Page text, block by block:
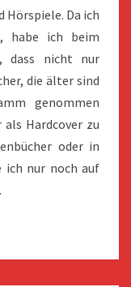
Hörspiele. Da ich
habe ich beim
dass nicht nur
die älter sind
genommen
Hardcover zu
oder in
ich nur noch auf